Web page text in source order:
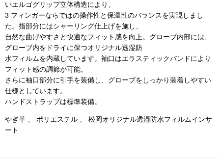
いエルゴグリップ立体構造により、
3 フィンガーならではの操作性と保温性のバランスを実現しまし
た。指部分にはシャーリング仕上げを施し、
自然な曲げやすさと快適なフィット感を向上。グローブ内部には、
グローブ内をドライに保つオリジナル透湿防
水フィルムを内蔵しています。袖口はエラスティックバンドにより
フィット感の調節が可能。
さらに袖口部分に引手を装備し、グローブをしっかり装着しやすい
仕様としています。
ハンドストラップは標準装備。
やぎ革 、 ポリエステル 、 松岡オリジナル透湿防水フィルムインサ
ート